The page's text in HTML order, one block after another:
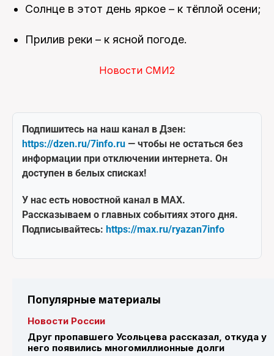
Солнце в этот день яркое – к тёплой осени;
Прилив реки – к ясной погоде.
Новости СМИ2
Подпишитесь на наш канал в Дзен:
https://dzen.ru/7info.ru — чтобы не остаться без
информации при отключении интернета. Он
доступен в белых списках!
У нас есть новостной канал в MAX.
Рассказываем о главных событиях этого дня.
Подписывайтесь: https://max.ru/ryazan7info
Популярные материалы
Новости России
Друг пропавшего Усольцева рассказал, откуда у
него появились многомиллионные долги